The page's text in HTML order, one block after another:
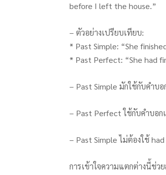
before I left the house.”
– ตัวอย่างเปรียบเทียบ:
* Past Simple: “She
* Past Perfect: “She had
– Past Simple มักใช้กับคำบอ
– Past Perfect ใช้กับคำบอก
– Past Simple ไม่ต้องใช้
การเข้าใจความแตกต่างนี้ช่